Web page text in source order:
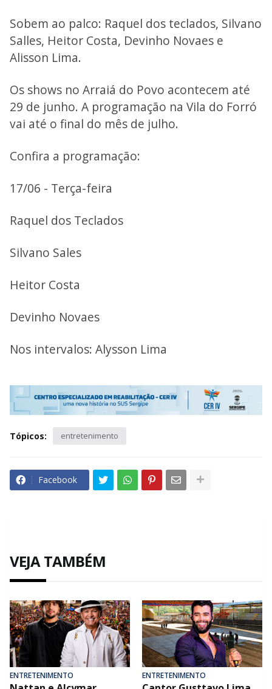
Sobem ao palco: Raquel dos teclados, Silvano
Salles, Heitor Costa, Devinho Novaes e
Alisson Lima.
Os shows no Arraiá do Povo acontecem até
29 de junho. A programação na Vila do Forró
vai até o final do mês de julho.
Confira a programação:
17/06 - Terça-feira
Raquel dos Teclados
Silvano Sales
Heitor Costa
Devinho Novaes
Nos intervalos: Alysson Lima
Tópicos: entretenimento
Facebook
VEJA TAMBÉM
ENTRETENIMENTO ENTRETENIMENTO